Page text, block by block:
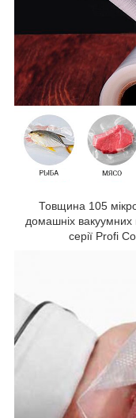
Товщина 105
домашніх вакуумних
серії Profi